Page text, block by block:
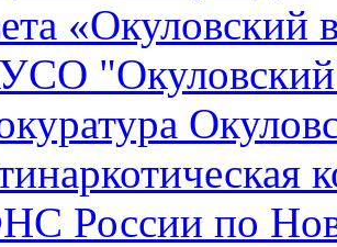
«Окуловский
России по